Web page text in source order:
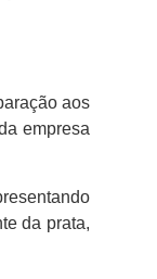
aos
empresa
da prata,